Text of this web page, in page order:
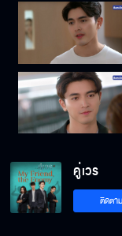
คู่เวร
ติดตาม